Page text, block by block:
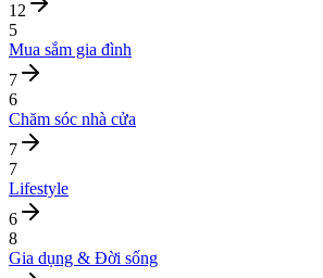
12
5
Mua sắm gia đình
7
6
Chăm sóc nhà cửa
7
7
Lifestyle
6
8
Gia dụng & Đời sống